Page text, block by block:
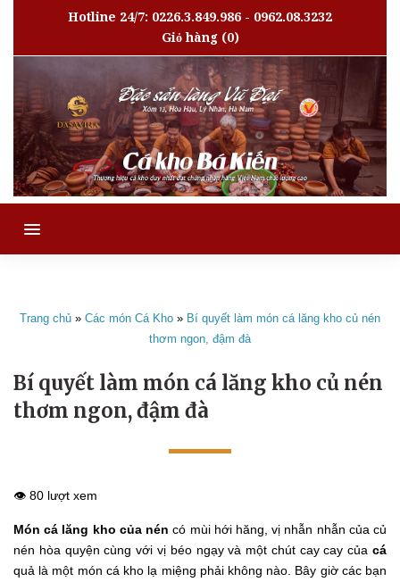
Hotline 24/7: 0226.3.849.986 - 0962.08.3232
Giỏ hàng(0)
MENU
Trang chủ » Các món Cá Kho » Bí quyết làm món cá lăng kho củ nén
thơm ngon, đậm đà
Bí quyết làm món cá lăng kho củ nén
thơm ngon, đậm đà
👁️ 80 lượt xem
Món cá lăng kho của nén có mùi hới hăng, vị nhẫn nhẫn của củ
nén hòa quyện cùng với vị béo ngạy và một chút cay cay của cá
quả là một món cá kho lạ miệng phải không nào. Bây giờ các bạn